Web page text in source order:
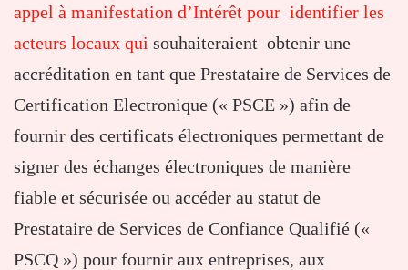
appel à manifestation d’Intérêt pour identifier les
acteurs locaux qui souhaiteraient obtenir une
accréditation en tant que Prestataire de Services de
Certification Electronique (« PSCE ») afin de
fournir des certificats électroniques permettant de
signer des échanges électroniques de manière
fiable et sécurisée ou accéder au statut de
Prestataire de Services de Confiance Qualifié («
PSCQ ») pour fournir aux entreprises, aux